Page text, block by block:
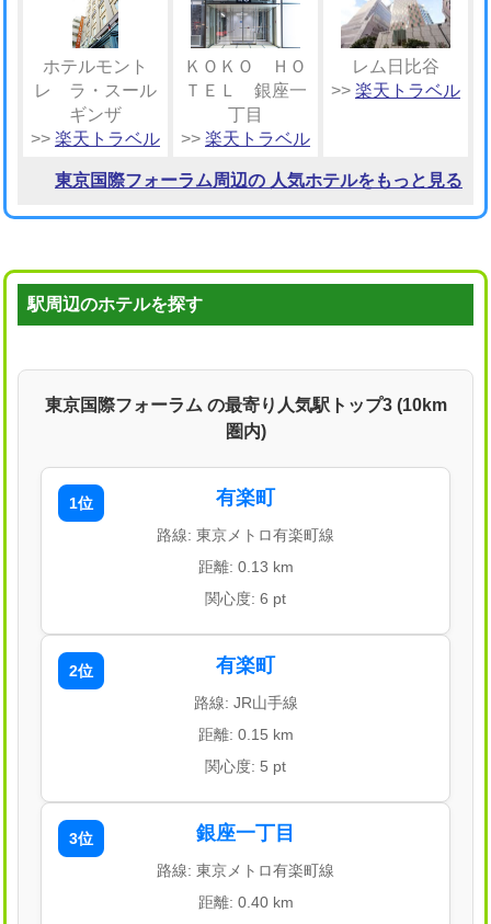
ホテルモント
レ ラ・スール
ギンザ
>> 楽天トラベル
ＫＯＫＯ ＨＯ
ＴＥＬ 銀座一
丁目
>> 楽天トラベル
レム日比谷
>> 楽天トラベル
東京国際フォーラム周辺の 人気ホテルをもっと見る
駅周辺のホテルを探す
東京国際フォーラム の最寄り人気駅トップ3 (10km
圏内)
1位 有楽町
路線: 東京メトロ有楽町線
距離: 0.13 km
関心度: 6 pt
2位 有楽町
路線: JR山手線
距離: 0.15 km
関心度: 5 pt
3位 銀座一丁目
路線: 東京メトロ有楽町線
距離: 0.40 km